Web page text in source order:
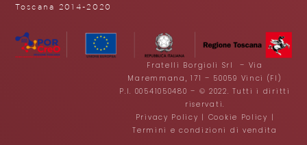
Toscana 2014-2020
Fratelli Borgioli Srl – Via
Maremmana, 171 – 50059 Vinci (FI)
P.I. 00541050480 – © 2022. Tutti i diritti
riservati.
Privacy Policy | Cookie Policy |
Termini e condizioni di vendita